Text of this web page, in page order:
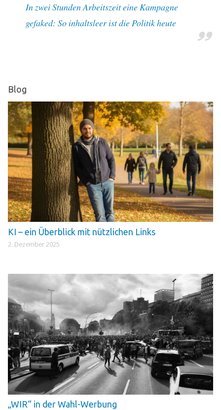
In zwei Stunden Arbeitszeit eine Kampagne
gefaked: So inhaltsleer ist die Politik heute
Blog
KI – ein Überblick mit nützlichen Links
2. Dezember 2025
„WIR“ in der Wahl-Werbung